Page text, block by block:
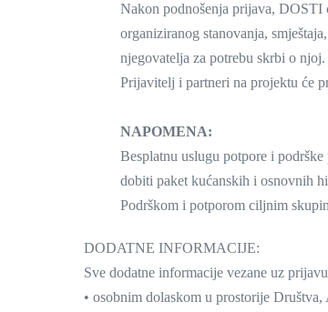
Nakon podnošenja prijava, DOSTI
organiziranog stanovanja,
njegovatelja za potrebu skrbi o njoj.
Prijavitelj i partneri na projektu će
NAPOMENA:
Besplatnu uslugu potpore i
dobiti paket kućanskih i osnovnih
Podrškom i potporom ciljnim
DODATNE INFORMACIJE:
Sve dodatne informacije vezane uz
• osobnim dolaskom u prostorije